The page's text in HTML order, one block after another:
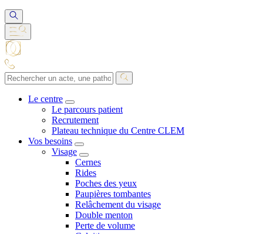
Le centre
Le parcours patient
Recrutement
Plateau technique du Centre CLEM
Vos besoins
Visage
Cernes
Rides
Poches des yeux
Paupières tombantes
Relâchement du visage
Double menton
Perte de volume